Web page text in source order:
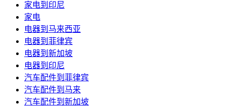
家电到印尼
家电
电器到马来西亚
电器到菲律宾
电器到新加坡
电器到印尼
汽车配件到菲律宾
汽车配件到马来
汽车配件到新加坡